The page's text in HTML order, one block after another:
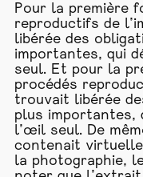
Pour la première
reproductifs de
libérée des
importantes, qui
seul. Et pour la
procédés
trouvait libérée
plus importantes,
l’œil seul. De
contenait
la photographie,